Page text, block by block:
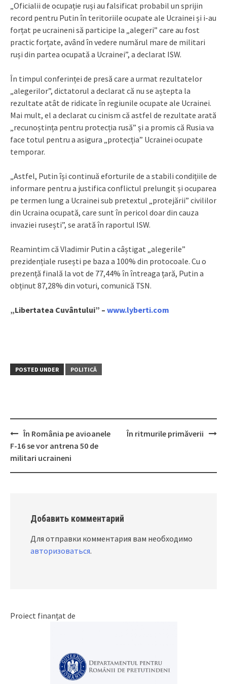
„Oficialii de ocupație ruși au falsificat probabil un sprijin
record pentru Putin în teritoriile ocupate ale Ucrainei și i-au
forțat pe ucraineni să participe la „alegeri” care au fost
practic forțate, având în vedere numărul mare de militari
ruși din partea ocupată a Ucrainei”, a declarat ISW.
În timpul conferinței de presă care a urmat rezultatelor
„alegerilor”, dictatorul a declarat că nu se aștepta la
rezultate atât de ridicate în regiunile ocupate ale Ucrainei.
Mai mult, el a declarat cu cinism că astfel de rezultate arată
„recunoștința pentru protecția rusă” și a promis că Rusia va
face totul pentru a asigura „protecția” Ucrainei ocupate
temporar.
„Astfel, Putin își continuă eforturile de a stabili condițiile de
informare pentru a justifica conflictul prelungit și ocuparea
pe termen lung a Ucrainei sub pretextul „protejării” civililor
din Ucraina ocupată, care sunt în pericol doar din cauza
invaziei rusești”, se arată în raportul ISW.
Reamintim că Vladimir Putin a câștigat „alegerile”
prezidențiale rusești pe baza a 100% din protocoale. Cu o
prezență finală la vot de 77,44% în întreaga țară, Putin a
obținut 87,28% din voturi, comunică TSN.
„Libertatea Cuvântului” – www.lyberti.com
POSTED UNDER POLITICĂ
Post
navigation
În România pe avioanele
F-16 se vor antrena 50 de
militari ucraineni
În ritmurile primăverii
Добавить комментарий
Для отправки комментария вам необходимо
авторизоваться.
Proiect finanțat de